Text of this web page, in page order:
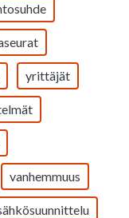
yrittäjät
vanhemmuus